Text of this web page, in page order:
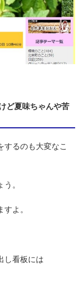
ど夏味ちゃんや苦
するのも大変なこ
。
よ。
し看板には